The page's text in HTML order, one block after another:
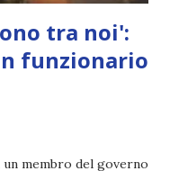
tra noi':
funzionario
membro del governo